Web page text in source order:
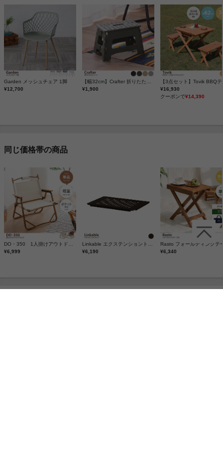
Garden メッシュチェア 1脚
¥12,700
¥1,900
¥16,930
クーポンで¥14,390
同じ価格帯の商品
DO・350 1人掛けアウトドア折りたたみチェア
¥6,999
Linkable エクステンショントップ
¥6,190
¥6,340